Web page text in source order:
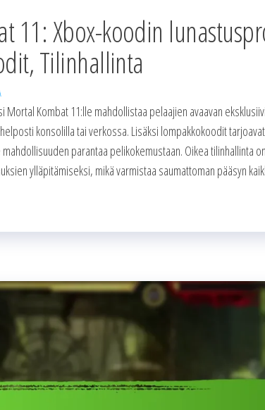
11: Xbox-koodin
Tilinhallinta
Kombat 11:lle mahdollistaa pelaajien avaavan
konsolilla tai verkossa. Lisäksi lompakkokoodit
parantaa pelikokemustaan. Oikea tilinhallinta
ylläpitämiseksi, mikä varmistaa saumattoman pääsyn